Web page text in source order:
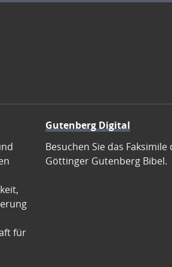
für
Gutenberg Digital
Besuchen Sie das Faksimile
Göttinger Gutenberg Bibel.